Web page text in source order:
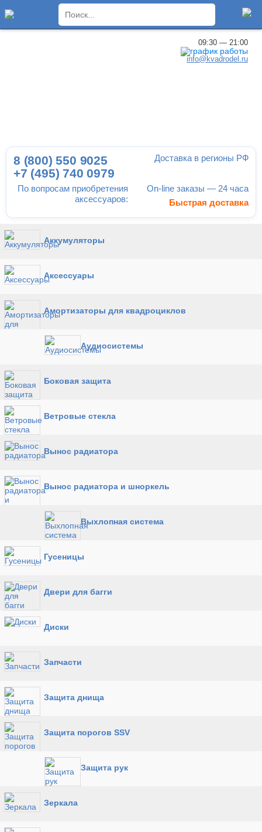
09:30 — 21:00
info@kvadrodel.ru
По вопросам приобретения
аксессуаров:
8 (800) 550 9025
+7 (495) 740 0979
Доставка в регионы РФ
On-line заказы — 24 часа
Быстрая доставка
Аккумуляторы
Аксессуары
Амортизаторы для квадроциклов
Аудиосистемы
Боковая защита
Ветровые стекла
Вынос радиатора
Вынос радиатора и шноркель
Выхлопная система
Гусеницы
Двери для багги
Диски
Запчасти
Защита днища
Защита порогов SSV
Защита рук
Зеркала
×